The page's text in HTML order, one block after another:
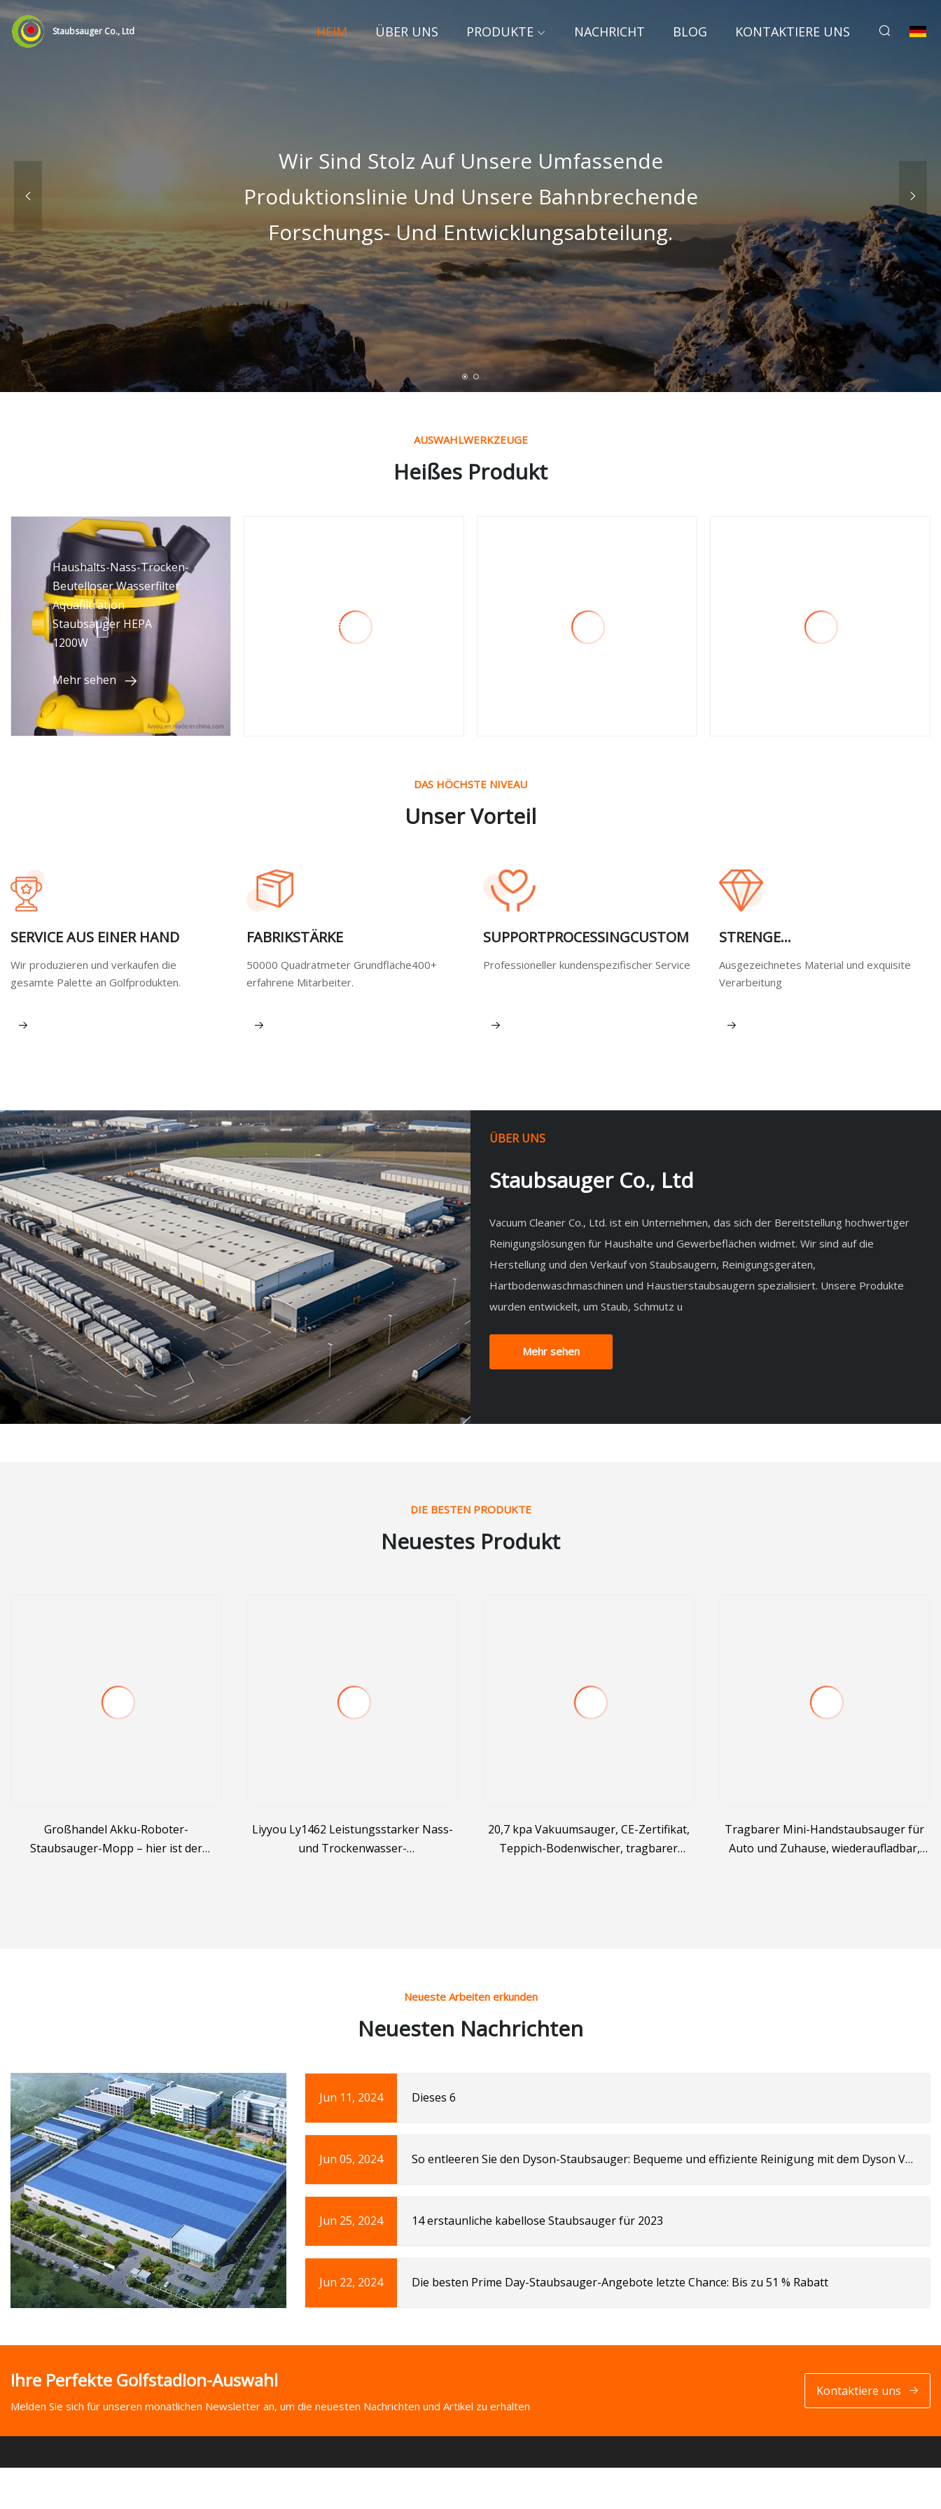
Staubsauger Co., Ltd HEIM ÜBER UNS PRODUKTE NACHRICHT BLOG KONTAKTIERE UNS
Wir Sind Stolz Auf Unsere Umfassende
Produktionslinie Und Unsere Bahnbrechende
Forschungs- Und Entwicklungsabteilung.
AUSWAHLWERKZEUGE
Heißes Produkt
Haushalts-Nass-Trocken-
Beutelloser Wasserfilter
Aquafiltration
Staubsauger HEPA
1200W
Mehr sehen
neuen Design
DAS HÖCHSTE NIVEAU
Unser Vorteil
SERVICE AUS EINER HAND
Wir produzieren und verkaufen die
gesamte Palette an Golfprodukten.
Mehr sehen
FABRIKSTÄRKE
50000 Quadratmeter Grundfläche400+
erfahrene Mitarbeiter.
Mehr sehen
SUPPORTPROCESSINGCUSTOM
Professioneller kundenspezifischer Service
Mehr sehen
STRENGE
QUALITÄTSKONTROLLEN
Ausgezeichnetes Material und exquisite
Verarbeitung
Mehr sehen
ÜBER UNS
Staubsauger Co., Ltd
Vacuum Cleaner Co., Ltd. ist ein Unternehmen, das sich der Bereitstellung hochwertiger
Reinigungslösungen für Haushalte und Gewerbeflächen widmet. Wir sind auf die
Herstellung und den Verkauf von Staubsaugern, Reinigungsgeräten,
Hartbodenwaschmaschinen und Haustierstaubsaugern spezialisiert. Unsere Produkte
wurden entwickelt, um Staub, Schmutz u
Mehr sehen
DIE BESTEN PRODUKTE
Neuestes Produkt
Großhandel Akku-Roboter-
Staubsauger-Mopp – hier ist der
Liyyou Ly1462 Leistungsstarker Nass-
und Trockenwasser-
20,7 kpa Vakuumsauger, CE-Zertifikat,
Teppich-Bodenwischer, tragbarer
Tragbarer Mini-Handstaubsauger für
Auto und Zuhause, wiederaufladbar,
Neueste Arbeiten erkunden
Neuesten Nachrichten
Jun 11, 2024 Dieses 6
Jun 05, 2024
So entleeren Sie den Dyson-Staubsauger: Bequeme und effiziente Reinigung mit dem Dyson V8
Jun 25, 2024 14 erstaunliche kabellose Staubsauger für 2023
Jun 22, 2024 Die besten Prime Day-Staubsauger-Angebote letzte Chance: Bis zu 51 % Rabatt
Ihre Perfekte Golfstadion-Auswahl
Melden Sie sich für unseren monatlichen Newsletter an, um die neuesten Nachrichten und Artikel zu erhalten
Kontaktiere uns